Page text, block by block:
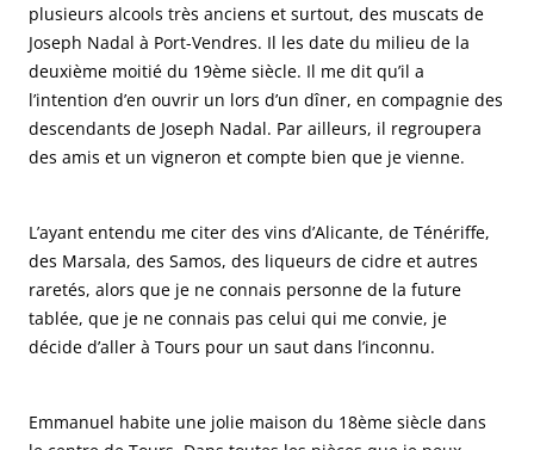
plusieurs alcools très anciens et surtout, des muscats de
Joseph Nadal à Port-Vendres. Il les date du milieu de la
deuxième moitié du 19ème siècle. Il me dit qu’il a
l’intention d’en ouvrir un lors d’un dîner, en compagnie des
descendants de Joseph Nadal. Par ailleurs, il regroupera
des amis et un vigneron et compte bien que je vienne.
L’ayant entendu me citer des vins d’Alicante, de Ténériffe,
des Marsala, des Samos, des liqueurs de cidre et autres
raretés, alors que je ne connais personne de la future
tablée, que je ne connais pas celui qui me convie, je
décide d’aller à Tours pour un saut dans l’inconnu.
Emmanuel habite une jolie maison du 18ème siècle dans